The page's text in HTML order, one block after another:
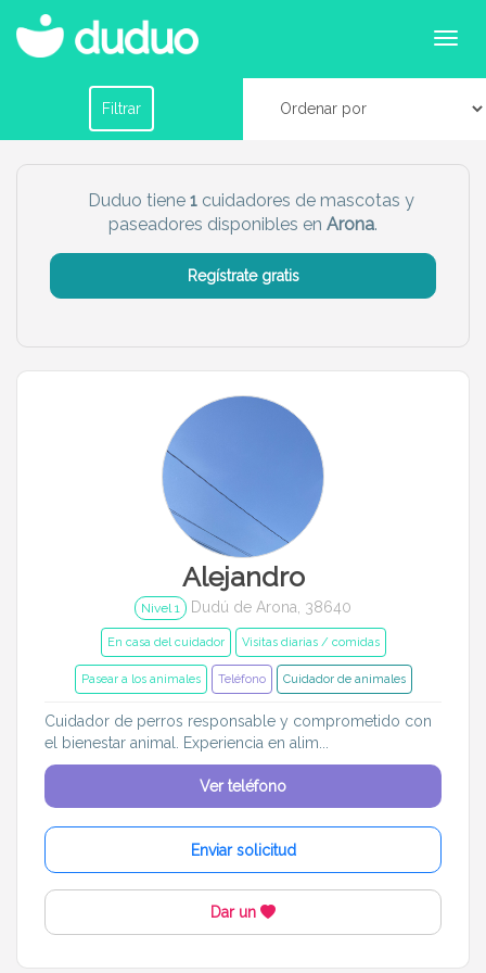
Cuidadores de mascotas en Arona
Filtrar
Filtrar por horario
Chico Chica
Más servicio del dudú
Entrenador
En casa del cuidador Cuidado en mi casa
Visitas diarias / comidas Pasear a los animales
Tamaño de mi mascota
Grandes (18-45kg) Gigantes (45+kg)
Idiomas del dudú
Duduo tiene 1 cuidadores de mascotas y
paseadores disponibles en Arona.
Regístrate gratis
Alejandro
Nivel 1 Dudú de Arona, 38640
En casa del cuidador Visitas diarias / comidas
Pasear a los animales Teléfono Cuidador de animales
Cuidador de perros responsable y comprometido con
el bienestar animal. Experiencia en alim...
Ver teléfono
Enviar solicitud
Dar un